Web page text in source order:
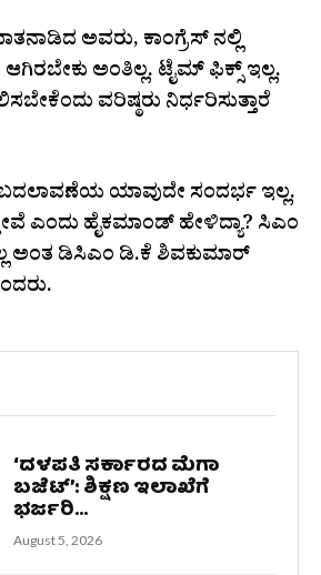
ಅವರು, ಕಾಂಗ್ರೆಸ್ ನಲ್ಲಿ
ಅಂತಿಲ್ಲ. ಟೈಮ್ ಫಿಕ್ಸ್ ಇಲ್ಲ.
ವರಿಷ್ಠರು ನಿರ್ಧರಿಸುತ್ತಾರೆ
ಬದಲಾವಣೆಯ ಯಾವುದೇ ಸಂದರ್ಭ ಇಲ್ಲ.
ಎಂದು ಹೈಕಮಾಂಡ್ ಹೇಳಿದ್ಯಾ? ಸಿಎಂ
ಅಂತ ಡಿಸಿಎಂ ಡಿ.ಕೆ ಶಿವಕುಮಾರ್
‘ದಳಪತಿ ಸರ್ಕಾರದ ಮೆಗಾ
ಬಜೆಟ್’: ಶಿಕ್ಷಣ ಇಲಾಖೆಗೆ
ಭರ್ಜರಿ...
August 5, 2026